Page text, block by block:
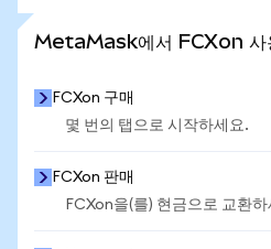
MetaMask에서 FCXon 사
FCXon 구매
몇 번의 탭으로 시작하세요.
FCXon 판매
FCXon을(를) 현금으로 교환하